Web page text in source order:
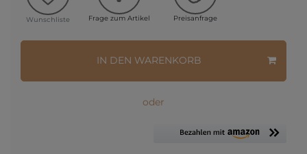
Wunschliste Frage zum Artikel Preisanfrage
IN DEN WARENKORB
oder